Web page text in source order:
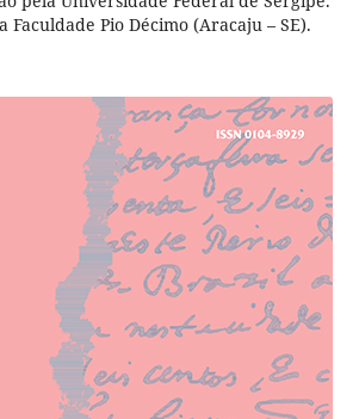
Faculdade Pio Décimo (Aracaju – SE).